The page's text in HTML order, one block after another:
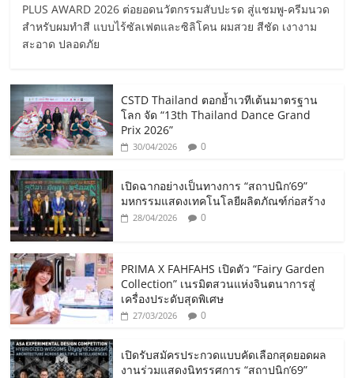
PLUS AWARD 2026 ต่อยอดนวัตกรรมสับปะรด สู่แชมพู-ครีมนวด
สำหรับผมทำสี แบบไร้ซัลเฟตและซิลิโคน ผมสวย สีชัด เงางาม
สะอาด ปลอดภัย
CSTD Thailand ตอกย้ำเวทีเต้นมาตรฐาน
โลก จัด “13th Thailand Dance Grand
Prix 2026”
30/04/2026 0
เปิดฉากอย่างเป็นทางการ “สถาปนิก’69”
มหกรรมแสดงเทคโนโลยีผลิตภัณฑ์ก่อสร้าง
28/04/2026 0
PRIMA X FAHFAHS เปิดตัว “Fairy Garden
Collection” เนรมิตสวนแห่งจินตนาการสู่
เครื่องประดับสุดพิเศษ
27/03/2026 0
เปิดรับสมัครประกวดแบบคัดเลือกสุดยอดผล
งานร่วมแสดงนิทรรศการ “สถาปนิก’69”